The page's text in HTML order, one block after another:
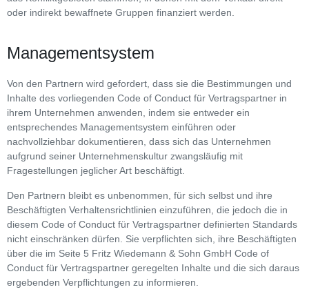
oder indirekt bewaffnete Gruppen finanziert werden.
Managementsystem
Von den Partnern wird gefordert, dass sie die Bestimmungen und
Inhalte des vorliegenden Code of Conduct für Vertragspartner in
ihrem Unternehmen anwenden, indem sie entweder ein
entsprechendes Managementsystem einführen oder
nachvollziehbar dokumentieren, dass sich das Unternehmen
aufgrund seiner Unternehmenskultur zwangsläufig mit
Fragestellungen jeglicher Art beschäftigt.
Den Partnern bleibt es unbenommen, für sich selbst und ihre
Beschäftigten Verhaltensrichtlinien einzuführen, die jedoch die in
diesem Code of Conduct für Vertragspartner definierten Standards
nicht einschränken dürfen. Sie verpflichten sich, ihre Beschäftigten
über die im Seite 5 Fritz Wiedemann & Sohn GmbH Code of
Conduct für Vertragspartner geregelten Inhalte und die sich daraus
ergebenden Verpflichtungen zu informieren.